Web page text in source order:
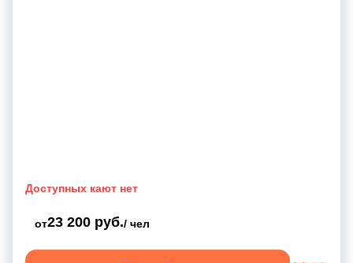
Доступных кают нет
от23 200 руб./ чел